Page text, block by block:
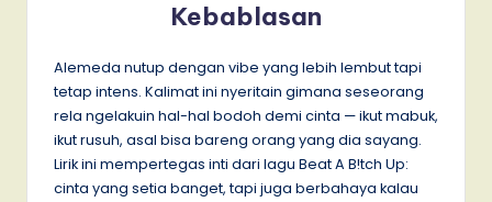
Kebablasan
Alemeda nutup dengan vibe yang lebih lembut tapi
tetap intens. Kalimat ini nyeritain gimana seseorang
rela ngelakuin hal-hal bodoh demi cinta — ikut mabuk,
ikut rusuh, asal bisa bareng orang yang dia sayang.
Lirik ini mempertegas inti dari lagu Beat A B!tch Up:
cinta yang setia banget, tapi juga berbahaya kalau